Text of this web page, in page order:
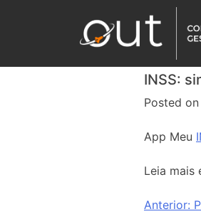
INSS:
Posted on
App Meu
Leia mais
Anterior: